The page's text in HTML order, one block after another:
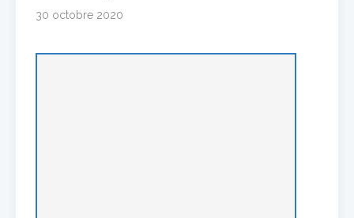
30 octobre 2020